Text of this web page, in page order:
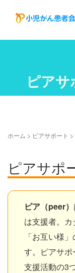
ピア
ホーム > ピアサポート >
ピアサポ
ピア（peer）
は支援者。
「お互い様
す。ピアサ
支援活動の3